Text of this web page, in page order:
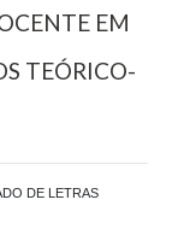
EM
TEÓRICO-
DE LETRAS